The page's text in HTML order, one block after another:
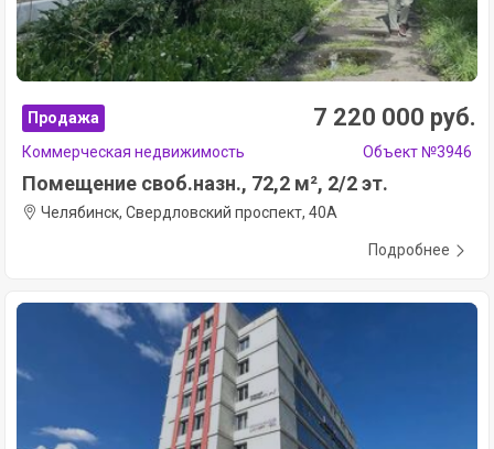
Продажа 7 220 000 руб.
Коммерческая недвижимость Объект №3946
Помещение своб.назн., 72,2 м², 2/2 эт.
Челябинск, Свердловский проспект, 40А
Подробнее